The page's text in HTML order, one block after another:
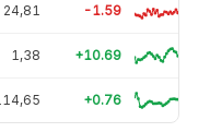
24,81 -1.59
1,38 +10.69
+0.76